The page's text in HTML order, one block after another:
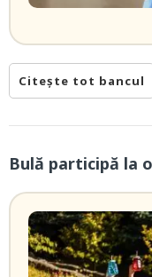
Citește tot bancul
Bulă participă la